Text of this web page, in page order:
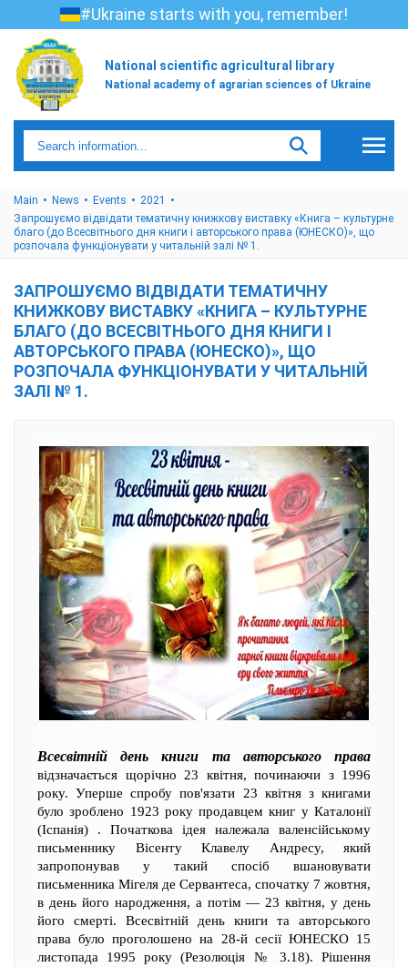
#Ukraine starts with you, remember!
National scientific agricultural library
National academy of agrarian sciences of Ukraine
Main News Events
2021
Запрошуємо відвідати тематичну книжкову виставку «Книга – культурне
благо (до Всесвітнього дня книги і авторського права (ЮНЕСКО)», що
розпочала функціонувати у читальній залі № 1.
ЗАПРОШУЄМО ВІДВІДАТИ ТЕМАТИЧНУ
КНИЖКОВУ ВИСТАВКУ «КНИГА – КУЛЬТУРНЕ
БЛАГО (ДО ВСЕСВІТНЬОГО ДНЯ КНИГИ І
АВТОРСЬКОГО ПРАВА (ЮНЕСКО)», ЩО
РОЗПОЧАЛА ФУНКЦІОНУВАТИ У ЧИТАЛЬНІЙ
ЗАЛІ № 1.
Всесвітній день книги та авторського права
відзначається щорічно 23 квітня, починаючи з 1996
року. Уперше спробу пов'язати 23 квітня з книгами
було зроблено 1923 року продавцем книг у Каталонії
(Іспанія) . Початкова ідея належала валенсійському
письменнику Вісенту Клавелу Андресу, який
запропонував у такий спосіб вшановувати
письменника Мігеля де Сервантеса, спочатку 7 жовтня,
в день його народження, а потім — 23 квітня, у день
його смерті. Всесвітній день книги та авторського
права було проголошено на 28-й сесії ЮНЕСКО 15
листопада 1995 року (Резолюція № 3.18). Рішення